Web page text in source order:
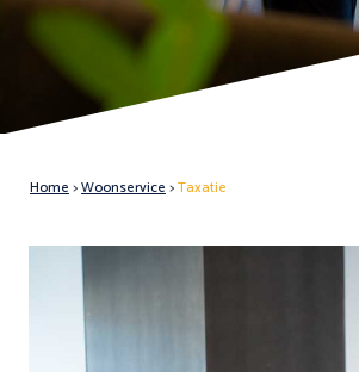
Home>Woonservice>Taxatie